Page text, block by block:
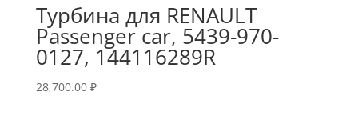
Турбина для RENAULT
Passenger car, 5439-970-
0127, 144116289R
28,700.00 ₽